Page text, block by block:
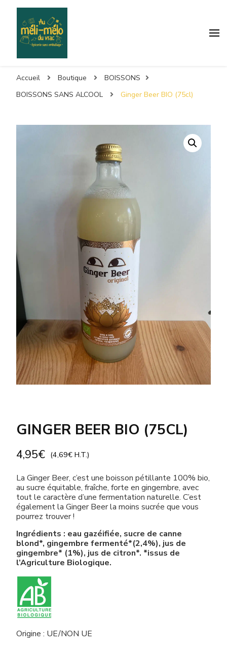
Accueil Boutique
BOISSONS
BOISSONS SANS ALCOOL
Ginger Beer BIO (75cl)
GINGER BEER BIO (75CL)
4,95€ (4,69€ H.T.)
La Ginger Beer, c’est une boisson pétillante 100% bio,
au sucre équitable, fraîche, forte en gingembre, avec
tout le caractère d’une fermentation naturelle. C’est
également la Ginger Beer la moins sucrée que vous
pourrez trouver !
Ingrédients : eau gazéifiée, sucre de canne
blond*, gingembre fermenté*(2,4%), jus de
gingembre* (1%), jus de citron*. *issus de
l’Agriculture Biologique.
Origine : UE/NON UE